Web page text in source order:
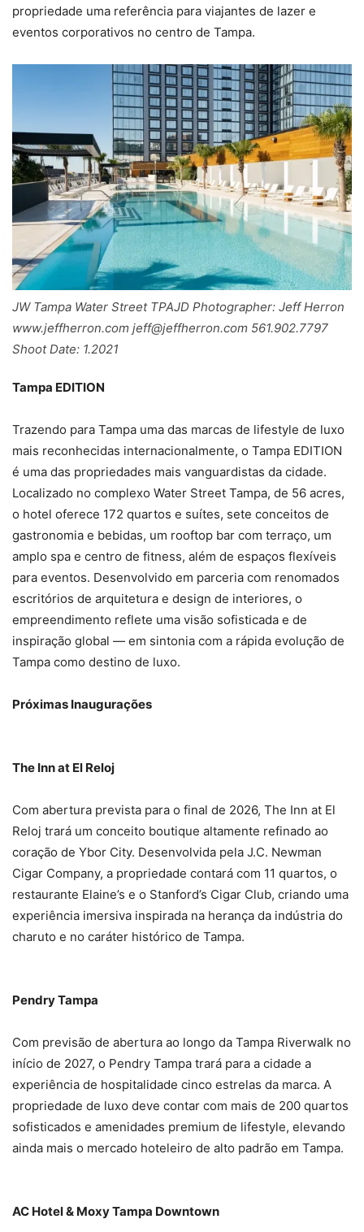
propriedade uma referência para viajantes de lazer e
eventos corporativos no centro de Tampa.
JW Tampa Water Street TPAJD Photographer: Jeff Herron
www.jeffherron.com jeff@jeffherron.com 561.902.7797
Shoot Date: 1.2021
Tampa EDITION
Trazendo para Tampa uma das marcas de lifestyle de luxo
mais reconhecidas internacionalmente, o Tampa EDITION
é uma das propriedades mais vanguardistas da cidade.
Localizado no complexo Water Street Tampa, de 56 acres,
o hotel oferece 172 quartos e suítes, sete conceitos de
gastronomia e bebidas, um rooftop bar com terraço, um
amplo spa e centro de fitness, além de espaços flexíveis
para eventos. Desenvolvido em parceria com renomados
escritórios de arquitetura e design de interiores, o
empreendimento reflete uma visão sofisticada e de
inspiração global — em sintonia com a rápida evolução de
Tampa como destino de luxo.
Próximas Inaugurações
The Inn at El Reloj
Com abertura prevista para o final de 2026, The Inn at El
Reloj trará um conceito boutique altamente refinado ao
coração de Ybor City. Desenvolvida pela J.C. Newman
Cigar Company, a propriedade contará com 11 quartos, o
restaurante Elaine’s e o Stanford’s Cigar Club, criando uma
experiência imersiva inspirada na herança da indústria do
charuto e no caráter histórico de Tampa.
Pendry Tampa
Com previsão de abertura ao longo da Tampa Riverwalk no
início de 2027, o Pendry Tampa trará para a cidade a
experiência de hospitalidade cinco estrelas da marca. A
propriedade de luxo deve contar com mais de 200 quartos
sofisticados e amenidades premium de lifestyle, elevando
ainda mais o mercado hoteleiro de alto padrão em Tampa.
AC Hotel & Moxy Tampa Downtown